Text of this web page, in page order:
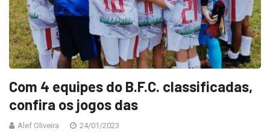
Com 4 equipes do B.F.C. classificadas,
confira os jogos das
Alef Oliveira 24/01/2023